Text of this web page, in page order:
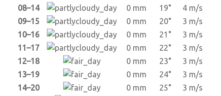
08–14
0 mm 19°
4 m/s
09–15
0 mm 20°
3 m/s
10–16
0 mm 21°
3 m/s
11–17
0 mm 22°
3 m/s
12–18
0 mm 23°
3 m/s
13–19
0 mm 24°
3 m/s
14–20
0 mm 25°
3 m/s